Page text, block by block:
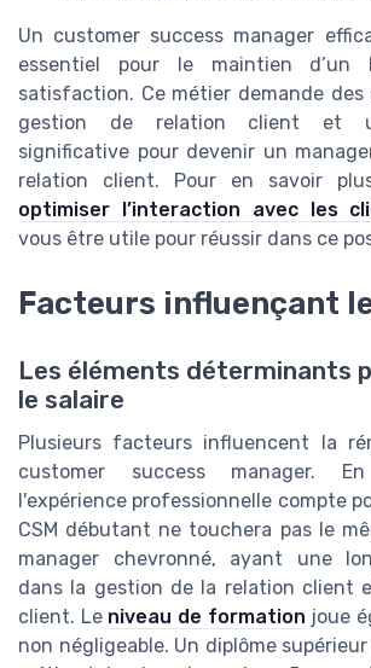
Un customer success manager
essentiel pour le maintien d’un
satisfaction. Ce métier demande des
gestion de relation client et
significative pour devenir un
relation client. Pour en savoir
optimiser l’interaction avec les
vous être utile pour réussir dans ce
Facteurs influençant
Les éléments déterminants
le salaire
Plusieurs facteurs influencent la
customer success manager.
l'expérience professionnelle compte
CSM débutant ne touchera pas le
manager chevronné, ayant une
dans la gestion de la relation client
client. Le niveau de formation joue
non négligeable. Un diplôme